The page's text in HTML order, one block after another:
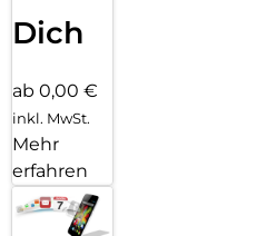
Dich
ab 0,00 €
inkl. MwSt.
Mehr
erfahren